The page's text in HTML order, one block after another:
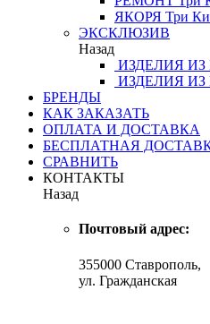
ЯКОРЯ Три
ЭКСКЛЮЗИВ
Назад
ИЗДЕЛИЯ
ИЗДЕЛИЯ
БРЕНДЫ
КАК ЗАКАЗАТЬ
ОПЛАТА И ДОСТАВКА
БЕСПЛАТНАЯ
СРАВНИТЬ
КОНТАКТЫ
Назад
Почтовый адрес:
355000 Ставрополь,
ул. Гражданская